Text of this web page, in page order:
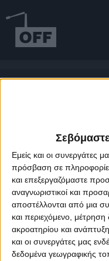
Εμείς και οι συνεργάτες
πρόσβαση σε
και επεξεργαζόμαστε
αναγνωριστικοί και
αποστέλλονται από μια
και περιεχόμενο,
ακροατηρίου και
και οι συνεργάτες μας
δεδομένα γεωγραφικής
About Offradio Business
Designed &